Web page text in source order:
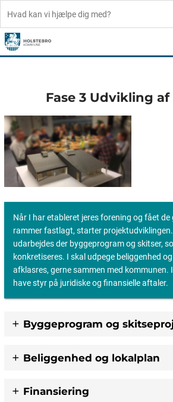
Fase 3 Udvikling
Når I har etableret jeres forening og fået
rammer fastlagt, starter
udarbejdes der byggeprogram og skitser,
konkretiseres. I skal udpege beliggenhed
afklasres, gerne sammen med kommunen.
have styr på juridiske og finansielle aftaler.
Byggeprogram og
Beliggenhed og lokalplan
Finansiering